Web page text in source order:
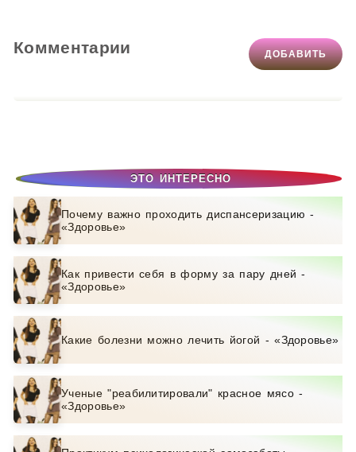
ЭТО ИНТЕРЕСНО
Почему важно проходить диспансеризацию -
«Здоровье»
Как привести себя в форму за пару дней -
«Здоровье»
Какие болезни можно лечить йогой - «Здоровье»
Ученые "реабилитировали" красное мясо -
«Здоровье»
Комментарии ДОБАВИТЬ